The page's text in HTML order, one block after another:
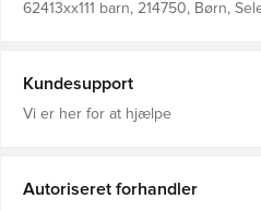
62413xx111 barn, 214750, Børn,
Kundesupport
Vi er her for at hjælpe
Autoriseret forhandler